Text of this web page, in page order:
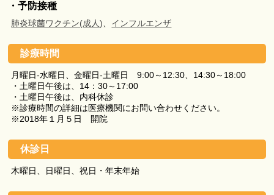
・予防接種
肺炎球菌ワクチン(成人) インフルエンザ
診療時間
月曜日-水曜日、金曜日-土曜日 9:00～12:30、14:30～18:00
・土曜日午後は、14：30～17:00
・土曜日午後は、内科休診
※診療時間の詳細は医療機関にお問い合わせください。
※2018年１月５日 開院
休診日
木曜日、日曜日、祝日・年末年始